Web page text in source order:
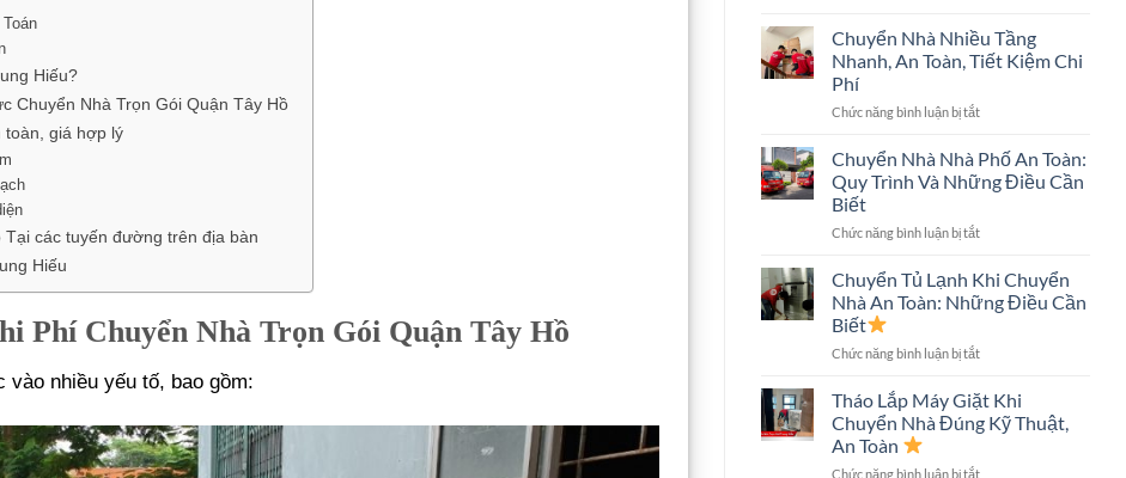
Hiếu?
Chuyển Nhà Trọn Gói Quận Tây Hồ
toàn, giá hợp lý
các tuyến đường trên địa bàn
Hiếu
Phí Chuyển Nhà Trọn Gói Quận Tây Hồ
vào nhiều yếu tố, bao gồm:
Nghiệm
Chuyển
Nhà
Hẻm
An
Nhanh
Chuyển Nhà Nhiều Tầng
Nhanh, An Toàn, Tiết Kiệm Chi
Phí
Chức năng bình luận bị tắtở
Nhà
Nhiều
Tầng
An
Tiết
Kiệm
Chi
Chuyển Nhà Nhà Phố An Toàn:
Quy Trình Và Những Điều Cần
Biết
Chức năng bình luận bị tắtở
Nhà
Nhà
Phố
Toàn:
Trình
Những
Cần
Chuyển Tủ Lạnh Khi Chuyển
Nhà An Toàn: Những Điều Cần
Biết
Chức năng bình luận bị tắtở
Tủ
Lạnh
Khi
Nhà
Tháo Lắp Máy Giặt Khi
Chuyển Nhà Đúng Kỹ Thuật,
An Toàn
Chức năng bình luận bị tắtở